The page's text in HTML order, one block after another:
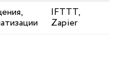
IFTTT,
Zapier